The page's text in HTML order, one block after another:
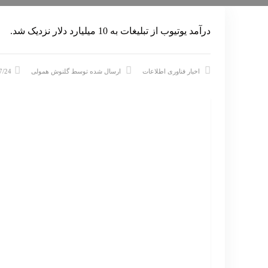
درآمد یوتیوب از تبلیغات به 10 میلیارد دلار نزدیک شد.
اخبار فناوری اطلاعات ارسال شده توسط گلنوش همولی 24